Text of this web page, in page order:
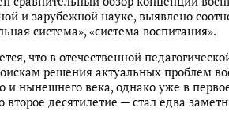
и зарубежной науке, выявлено
система», «система воспитания».
что в отечественной
решения актуальных проблем
и нынешнего века, однако уже в
второе десятилетие — стал едва